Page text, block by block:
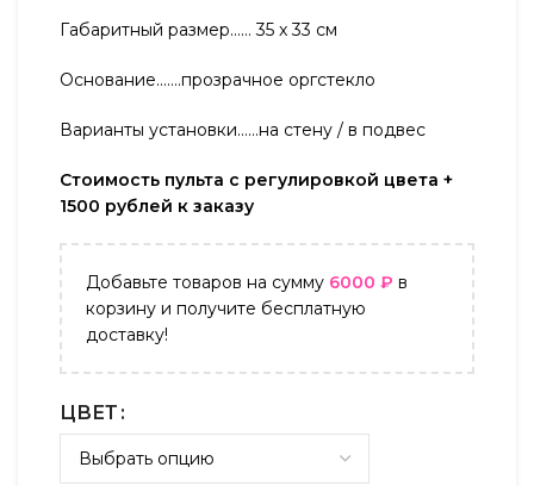
Габаритный размер…… 35 x 33 см
Основание…….прозрачное оргстекло
Варианты установки……на стену / в подвес
Стоимость пульта с регулировкой цвета +
1500 рублей к заказу
Добавьте товаров на сумму 6000 ₽ в
корзину и получите бесплатную
доставку!
ЦВЕТ